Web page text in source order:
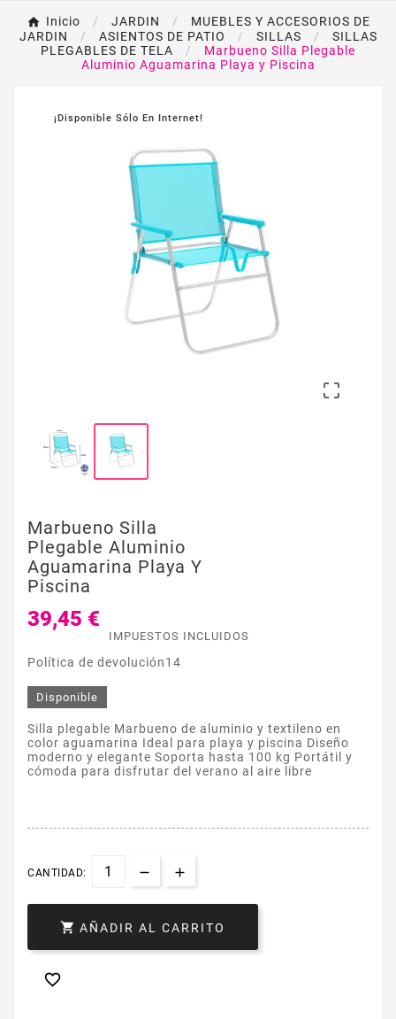
Inicio JARDIN
MUEBLES Y ACCESORIOS DE
JARDIN
ASIENTOS DE PATIO SILLAS
SILLAS
PLEGABLES DE TELA
Marbueno Silla Plegable
Aluminio Aguamarina Playa y Piscina
¡Disponible Sólo En Internet!

Marbueno Silla
Plegable Aluminio
Aguamarina Playa Y
Piscina
39,45 €
IMPUESTOS INCLUIDOS
Política de devolución14
Disponible
Silla plegable Marbueno de aluminio y textileno en
color aguamarina Ideal para playa y piscina Diseño
moderno y elegante Soporta hasta 100 kg Portátil y
cómoda para disfrutar del verano al aire libre
CANTIDAD:
 AÑADIR AL CARRITO
